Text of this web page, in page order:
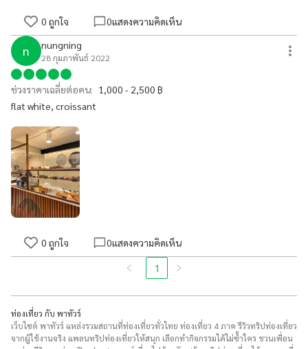
0 ถูกใจ 0แสดงความคิดเห็น
n nungning
28 กุมภาพันธ์ 2022
ช่วงราคาเฉลี่ยต่อคน: 1,000 - 2,500 ฿
flat white, croissant
0 ถูกใจ 0แสดงความคิดเห็น
1
ท่องเที่ยว กับ พาทัวร์
เว็บไซต์ พาทัวร์ แหล่งรวมสถานที่ท่องเที่ยวทั่วไทย ท่องเที่ยว 4 ภาค รีวิวทริปท่องเที่ยว
จากผู้ใช้งานจริง แพลนทริปท่องเที่ยวให้สนุก เลือกทำกิจกรรมได้ไม่ซ้ำใคร ชวนเพื่อน